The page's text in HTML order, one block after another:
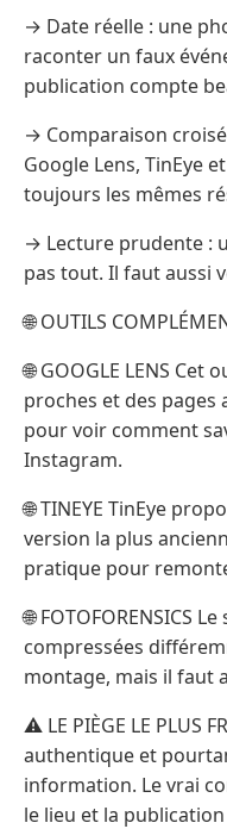
→ Date réelle : une
raconter un faux
publication compte
→ Comparaison
Google Lens, TinEye
toujours les mêmes
→ Lecture prudente :
pas tout. Il faut aussi
🌐 OUTILS
🌐 GOOGLE LENS
proches et des pages
pour voir comment
Instagram.
🌐 TINEYE TinEye
version la plus
pratique pour
🌐 FOTOFORENSICS
compressées
montage, mais il faut
⚠️ LE PIÈGE LE PLUS
authentique et
information. Le vrai
le lieu et la